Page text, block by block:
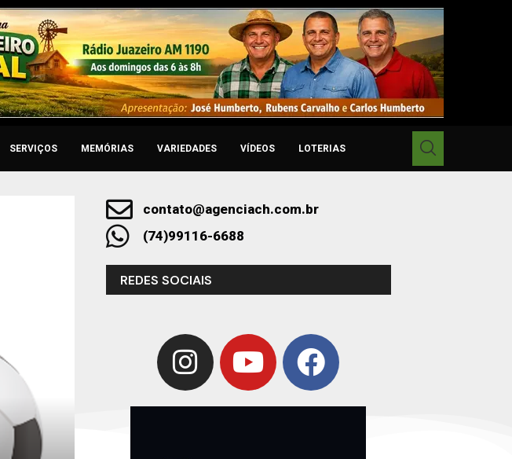
SERVIÇOS MEMÓRIAS VARIEDADES VÍDEOS LOTERIAS
contato@agenciach.com.br
(74)99116-6688
REDES SOCIAIS